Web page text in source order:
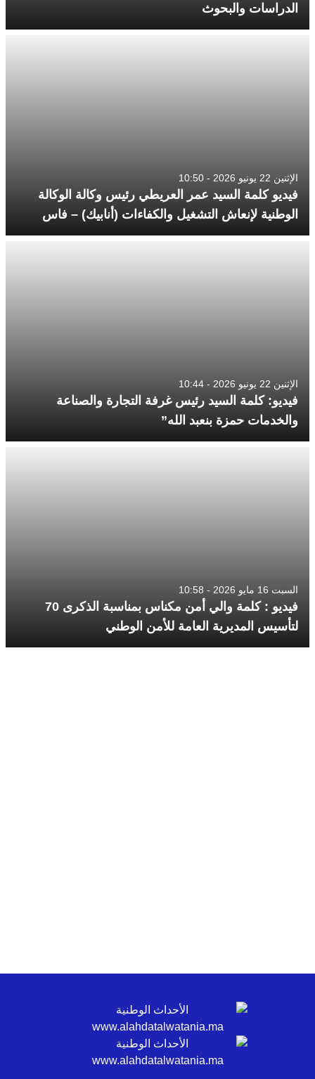
الدراسات والبحوث
الإثنين 22 يونيو 2026 - 10:50
فيديو كلمة السيد عمر العريطي رئيس وكالة الوكالة
الوطنية لإنعاش التشغيل والكفاءات (أنابيك) – فاس
الإثنين 22 يونيو 2026 - 10:44
فيديو: كلمة السيد رئيس غرفة التجارة والصناعة
والخدمات حمزة بنعبد الله”
السبت 16 مايو 2026 - 10:58
فيديو : كلمة والي أمن مكناس بمناسبة الذكرى 70
لتأسيس المديرية العامة للأمن الوطني